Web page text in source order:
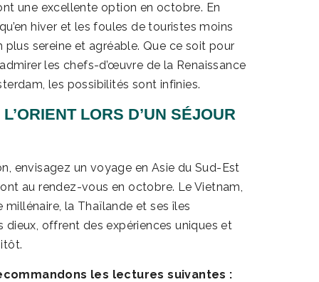
une excellente option en octobre. En
hiver et les foules de touristes moins
sereine et agréable. Que ce soit pour
les chefs-d’œuvre de la Renaissance
les possibilités sont infinies.
LORS D’UN SÉJOUR
envisagez un voyage en Asie du Sud-Est
au rendez-vous en octobre. Le Vietnam,
la Thaïlande et ses îles
dieux, offrent des expériences uniques et
les lectures suivantes :